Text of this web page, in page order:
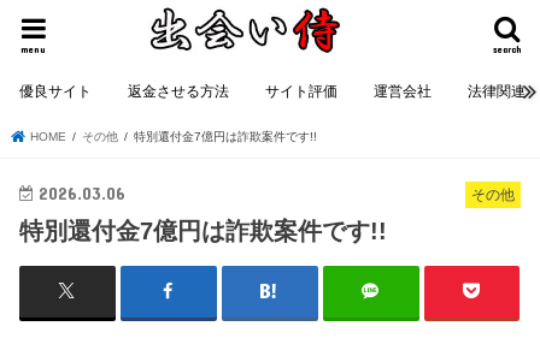
search
menu
優良サイト 返金させる方法 サイト評価 運営会社 法律関連
HOME その他 特別還付金7億円は詐欺案件です!!
その他
2026.03.06
特別還付金7億円は詐欺案件です!!